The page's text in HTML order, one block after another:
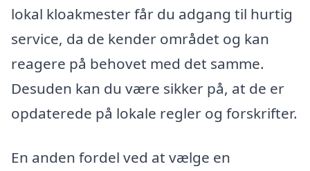
lokal kloakmester får du adgang til hurtig
service, da de kender området og kan
reagere på behovet med det samme.
Desuden kan du være sikker på, at de er
opdaterede på lokale regler og forskrifter.
En anden fordel ved at vælge en